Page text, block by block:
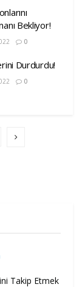
Bekliyor!
0
Durdurdu!
0
Takip Etmek